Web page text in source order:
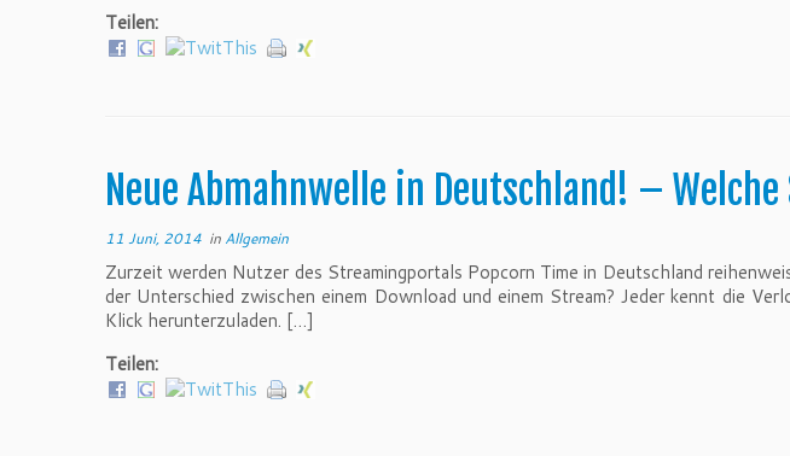
Teilen:
Neue Abmahnwelle in Deutschland! –
11 Juni, 2014 in Allgemein
Zurzeit werden Nutzer des Streamingportals Popcorn Time in Deutschland
der Unterschied zwischen einem Download und einem Stream? Jeder kennt die
Klick herunterzuladen. […]
Teilen: